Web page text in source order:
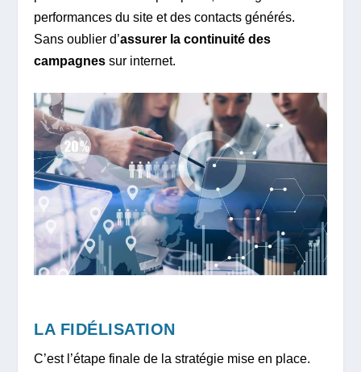
performances du site et des contacts générés.
Sans oublier d’assurer la continuité des
campagnes sur internet.
LA FIDÉLISATION
C’est l’étape finale de la stratégie mise en place.